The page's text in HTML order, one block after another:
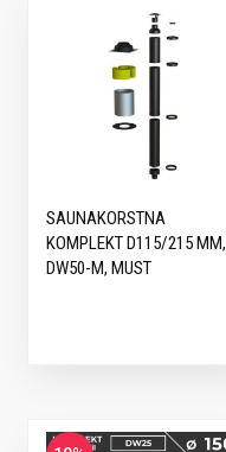
SAUNAKORSTNA
KOMPLEKT D115/215 MM,
DW50-M, MUST